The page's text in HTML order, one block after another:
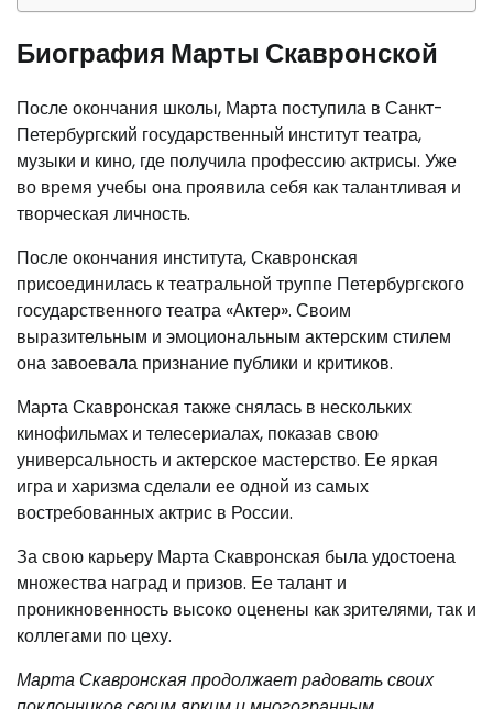
Биография Марты Скавронской
После окончания школы, Марта поступила в Санкт-
Петербургский государственный институт театра,
музыки и кино, где получила профессию актрисы. Уже
во время учебы она проявила себя как талантливая и
творческая личность.
После окончания института, Скавронская
присоединилась к театральной труппе Петербургского
государственного театра «Актер». Своим
выразительным и эмоциональным актерским стилем
она завоевала признание публики и критиков.
Марта Скавронская также снялась в нескольких
кинофильмах и телесериалах, показав свою
универсальность и актерское мастерство. Ее яркая
игра и харизма сделали ее одной из самых
востребованных актрис в России.
За свою карьеру Марта Скавронская была удостоена
множества наград и призов. Ее талант и
проникновенность высоко оценены как зрителями, так и
коллегами по цеху.
Марта Скавронская продолжает радовать своих